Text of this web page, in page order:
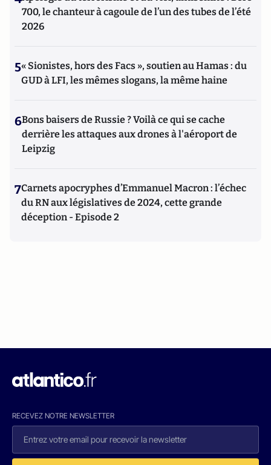
700, le chanteur à cagoule de l’un des tubes de l’été
2026
5« Sionistes, hors des Facs », soutien au Hamas : du
GUD à LFI, les mêmes slogans, la même haine
6Bons baisers de Russie ? Voilà ce qui se cache
derrière les attaques aux drones à l'aéroport de
Leipzig
7Carnets apocryphes d’Emmanuel Macron : l’échec
du RN aux législatives de 2024, cette grande
déception - Episode 2
RECEVEZ NOTRE NEWSLETTER